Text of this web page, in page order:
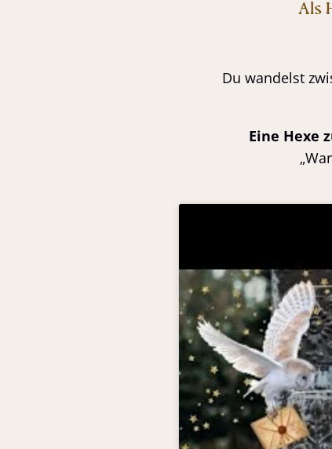
Als
Du wandelst
Eine Hexe